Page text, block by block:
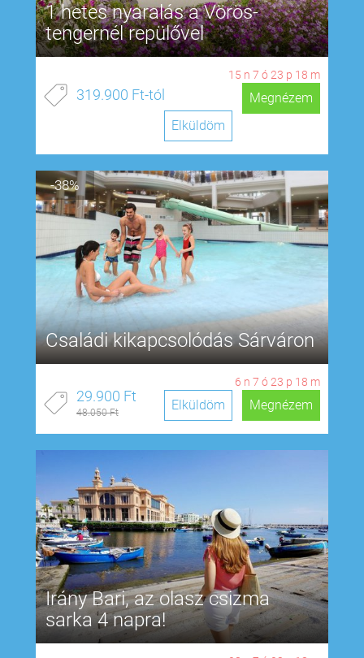
1 hetes nyaralás a Vörös-
tengernél repülővel
15 n 7 ó 23 p 17 m
319.900 Ft-tól
Megnézem
Elküldöm
-38%
Családi kikapcsolódás Sárváron
6 n 7 ó 23 p 17 m
29.900 Ft
48.050 Ft Megnézem
Elküldöm
Irány Bari, az olasz csizma
sarka 4 napra!